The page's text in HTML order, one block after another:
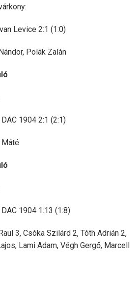
Levice 2:1 (1:0)
Polák Zalán
1904 2:1 (2:1)
1904 1:13 (1:8)
3, Csóka Szilárd 2, Tóth Adrián 2,
Lami Adam, Végh Gergő, Marcell